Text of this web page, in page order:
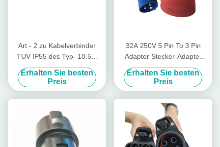
Art - 2 zu Kabelverbinder
TUV IP55 des Typ- 10.5m
EV
Aufladungswasserdichtem
Grad
Erhalten Sie besten
Preis
32A 250V 5 Pin To 3 Pin
Adapter Stecker-Adapter
Iecs 60309 für roten CEE To
Blue CEE
Erhalten Sie besten
Preis